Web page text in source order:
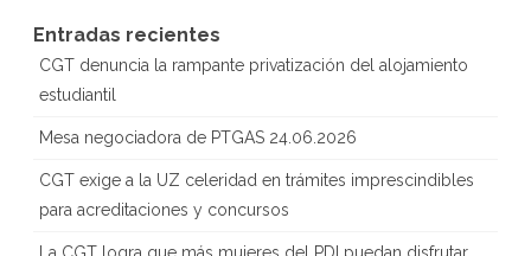
Entradas recientes
CGT denuncia la rampante privatización del alojamiento
estudiantil
Mesa negociadora de PTGAS 24.06.2026
CGT exige a la UZ celeridad en trámites imprescindibles
para acreditaciones y concursos